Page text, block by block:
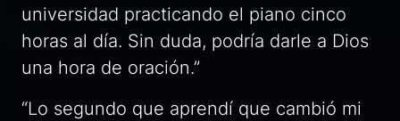
universidad practicando el piano cinco
horas al día. Sin duda, podría darle a Dios
una hora de oración.”
“Lo segundo que aprendí que cambió mi